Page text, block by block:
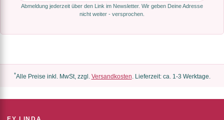
Abmeldung jederzeit über den Link im Newsletter. Wir geben Deine Adresse
nicht weiter - versprochen.
*Alle Preise inkl. MwSt, zzgl. Versandkosten. Lieferzeit: ca. 1-3 Werktage.